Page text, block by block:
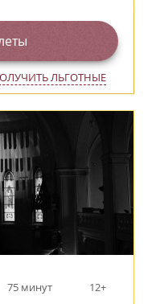
ЛЬГОТНЫЕ
75 минут 12+